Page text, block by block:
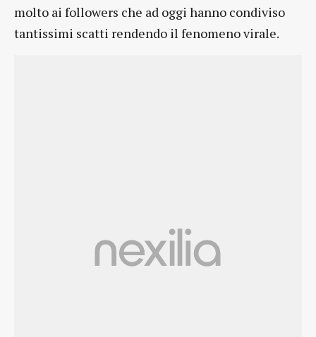
molto ai followers che ad oggi hanno condiviso
tantissimi scatti rendendo il fenomeno virale.